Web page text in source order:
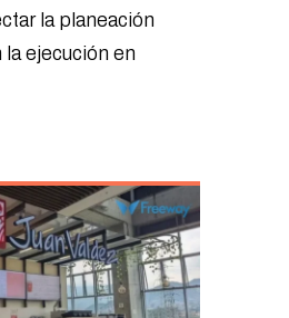
la planeación
ejecución en